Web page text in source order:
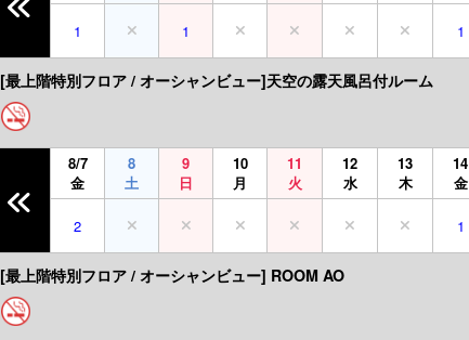
1 1 1
[最上階特別フロア / オーシャンビュー]天空の露天風呂付ルーム
8/7
金
8
土
9
日
10
月
11
火
12
水
13
木
14
金
2 1
[最上階特別フロア / オーシャンビュー] ROOM AO